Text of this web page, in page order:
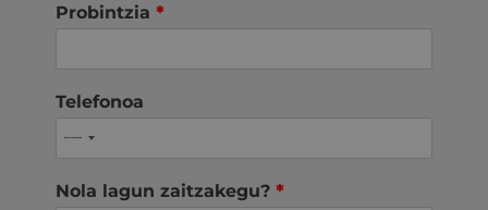
Probintzia *
Telefonoa
Nola lagun zaitzakegu? *